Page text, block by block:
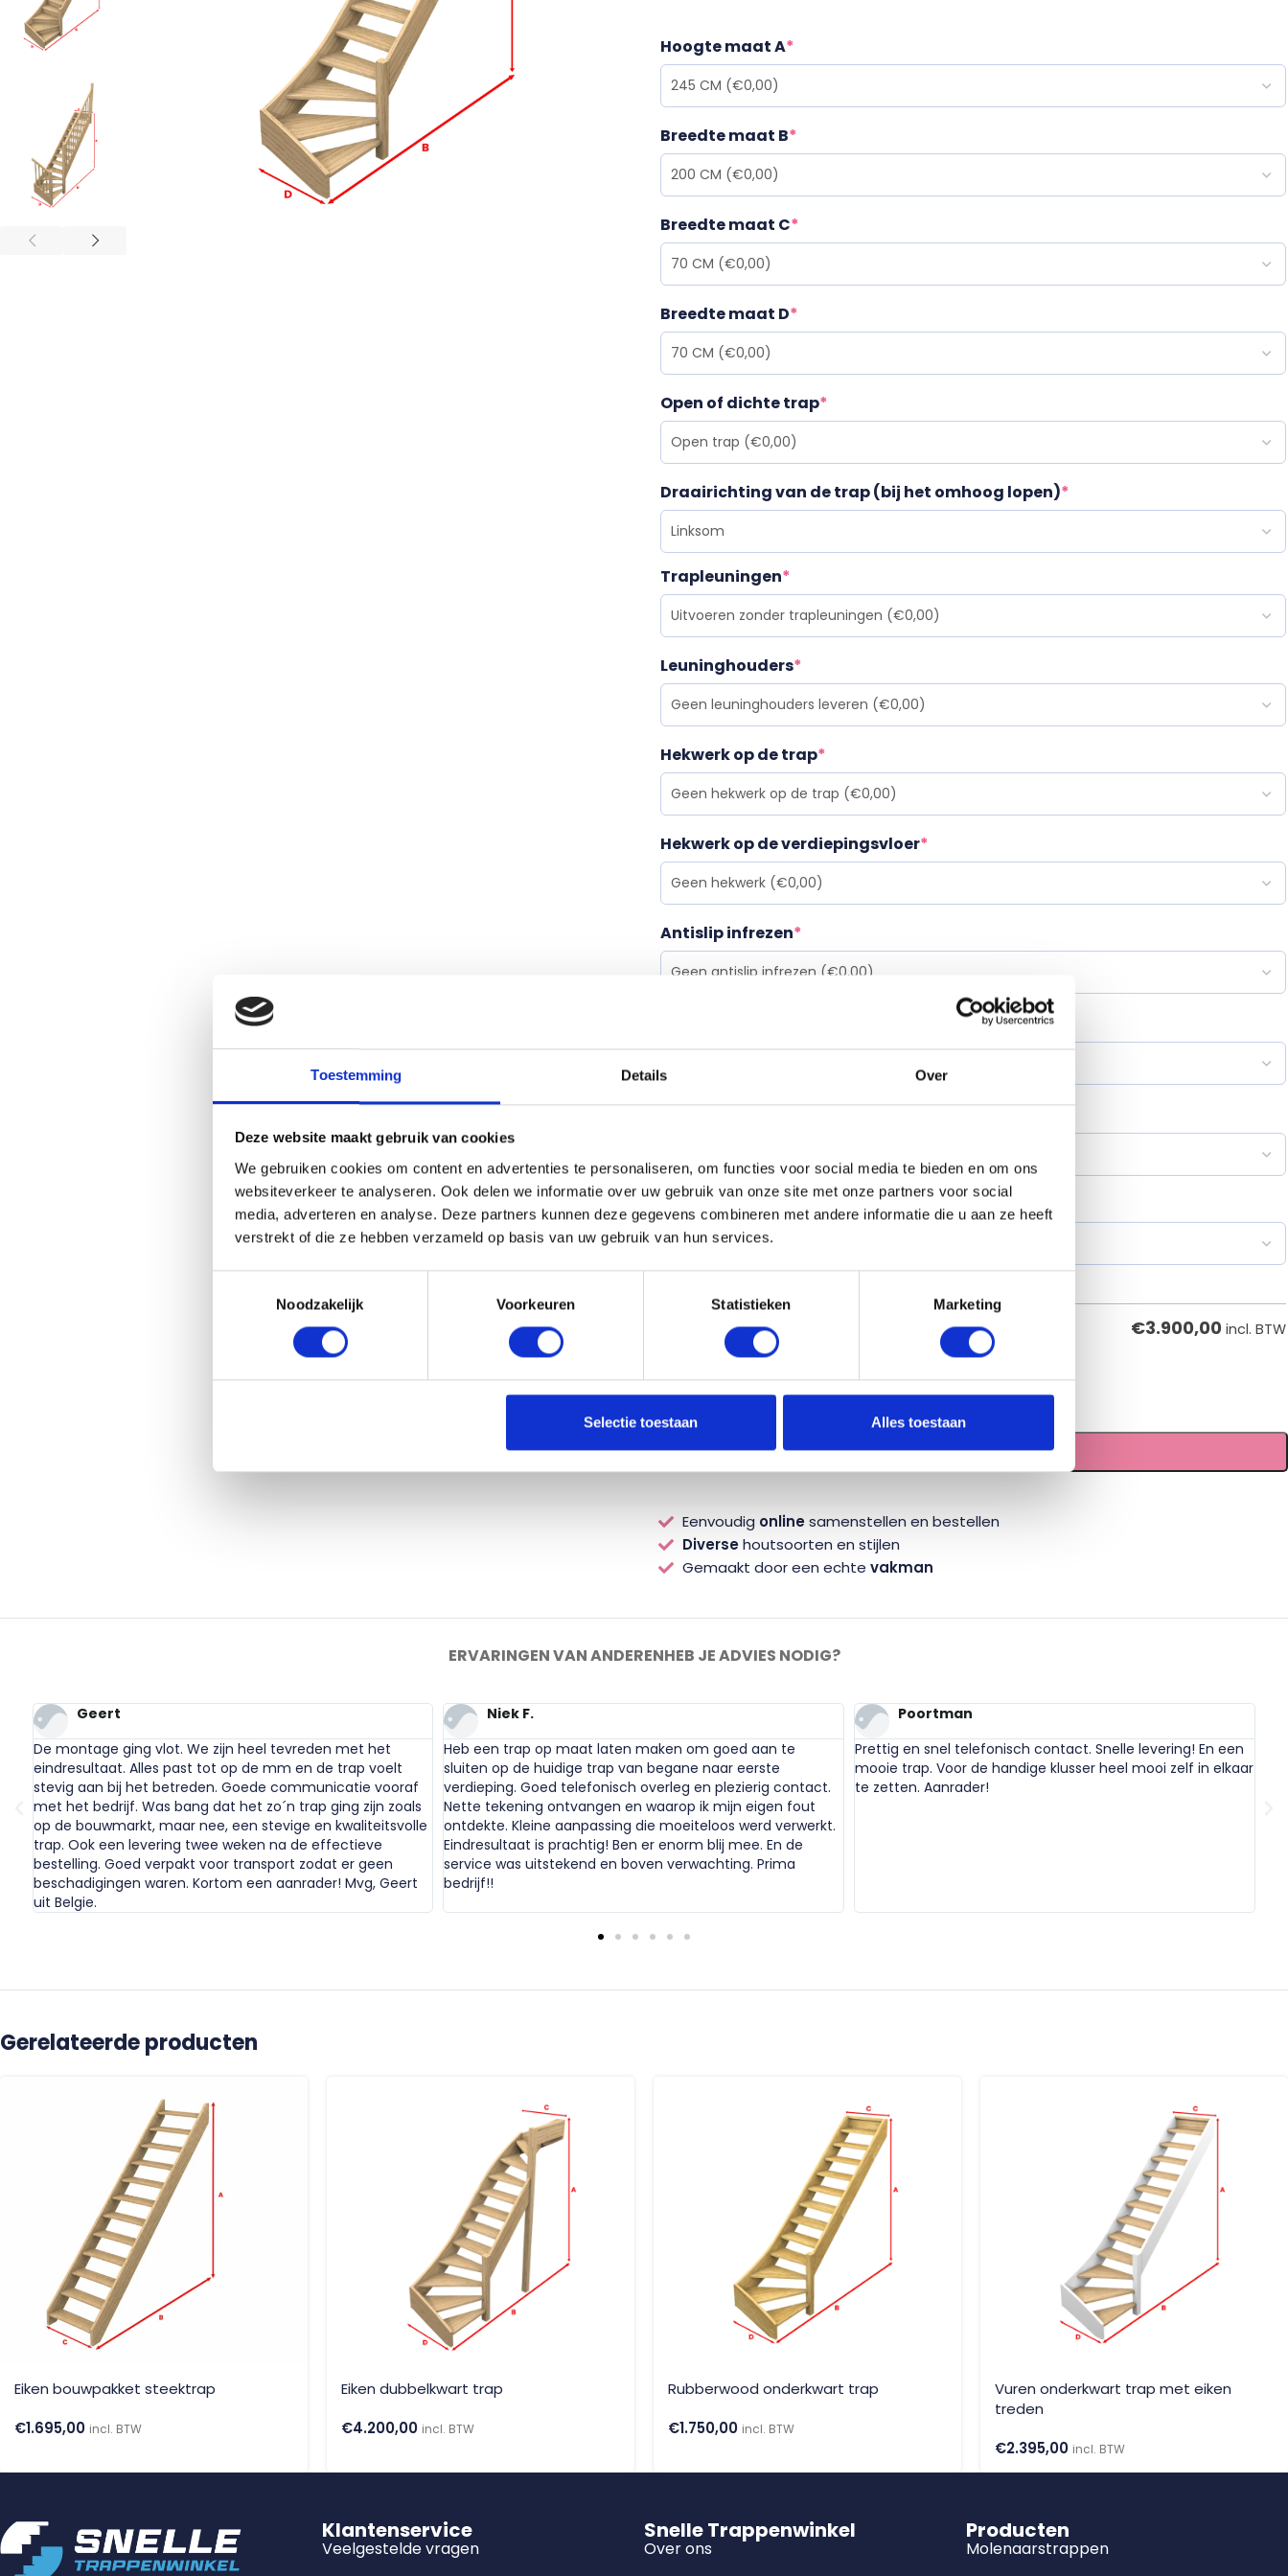
Toestemming Details Over
Deze website maakt gebruik van cookies
We gebruiken cookies om content en advertenties te personaliseren, om functies voor social media te bieden en om ons
websiteverkeer te analyseren. Ook delen we informatie over uw gebruik van onze site met onze partners voor social
media, adverteren en analyse. Deze partners kunnen deze gegevens combineren met andere informatie die u aan ze heeft
verstrekt of die ze hebben verzameld op basis van uw gebruik van hun services.
Noodzakelijk
Voorkeuren Statistieken Marketing
Selectie toestaan Alles toestaan
Hoogte maat A*
Breedte maat B*
Breedte maat C*
Breedte maat D*
Open of dichte trap*
Draairichting van de trap (bij het omhoog lopen)*
Trapleuningen*
Leuninghouders*
Hekwerk op de trap*
Hekwerk op de verdiepingsvloer*
Antislip infrezen*
Behandeling*
€3.900,00 incl. BTW
TOEVOEGEN AAN WINKELWAGEN
Eenvoudig onlinesamenstellen en bestellen
Diversehoutsoorten en stijlen
Gemaakt door een echte vakman
ERVARINGEN VAN ANDERENHEB JE ADVIES NODIG?
Geert
De montage ging vlot. We zijn heel tevreden met het
eindresultaat. Alles past tot op de mm en de trap voelt
stevig aan bij het betreden. Goede communicatie vooraf
met het bedrijf. Was bang dat het zo´n trap ging zijn zoals
op de bouwmarkt, maar nee, een stevige en kwaliteitsvolle
trap. Ook een levering twee weken na de effectieve
bestelling. Goed verpakt voor transport zodat er geen
beschadigingen waren. Kortom een aanrader! Mvg, Geert
uit Belgie.
Niek F.
Heb een trap op maat laten maken om goed aan te
sluiten op de huidige trap van begane naar eerste
verdieping. Goed telefonisch overleg en plezierig contact.
Nette tekening ontvangen en waarop ik mijn eigen fout
ontdekte. Kleine aanpassing die moeiteloos werd verwerkt.
Eindresultaat is prachtig! Ben er enorm blij mee. En de
service was uitstekend en boven verwachting. Prima
bedrijf!!
Poortman
Prettig en snel telefonisch contact. Snelle levering! En een
mooie trap. Voor de handige klusser heel mooi zelf in elkaar
te zetten. Aanrader!
Gerelateerde producten
Eiken bouwpakket steektrap
€1.695,00 incl. BTW
Eiken dubbelkwart trap
€4.200,00 incl. BTW
Rubberwood onderkwart trap
€1.750,00 incl. BTW
Vuren onderkwart trap met eiken
treden
€2.395,00 incl. BTW
Klantenservice
Veelgestelde vragen
Snelle Trappenwinkel
Over ons
Producten
Molenaarstrappen